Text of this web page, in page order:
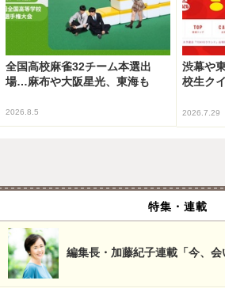
全国高校麻雀32チーム本選出
場…麻布や大阪星光、東海も
2026.8.5
渋幕や
校生ク
2026.7.29
特集・連載
編集長・加藤紀子連載「今、会